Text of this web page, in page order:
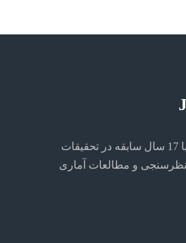
گروه تحقیقاتی JPR با 17 سال سابقه در تحقیقات
، نظرسنجی و مطالعات آماری